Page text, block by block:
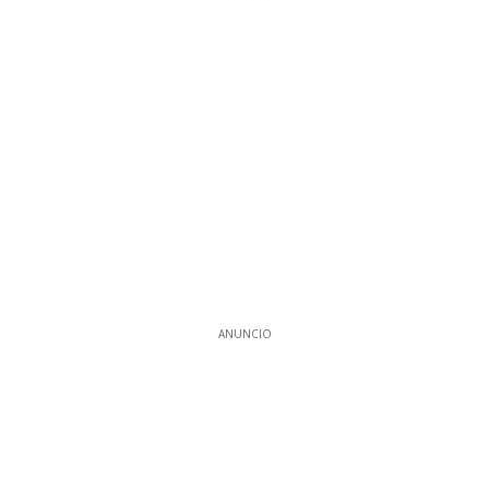
ANUNCIO